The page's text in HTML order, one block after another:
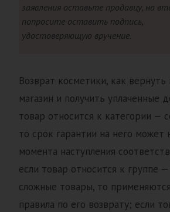
заявления оставьте продавцу, на
попросите оставить подпись,
удостоверяющую вручение.
Возврат косметики, как вернуть
магазин и получить уплаченные
товар относится к категории —
то срок гарантии на него может
момента наступления
если товар относится к группе
сложные товары, то
правила по его возврату; если